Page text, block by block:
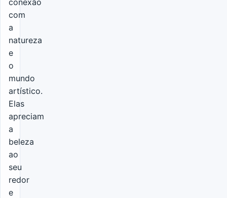
com
a
natureza
e
o
mundo
artístico.
Elas
apreciam
a
beleza
ao
seu
redor
e